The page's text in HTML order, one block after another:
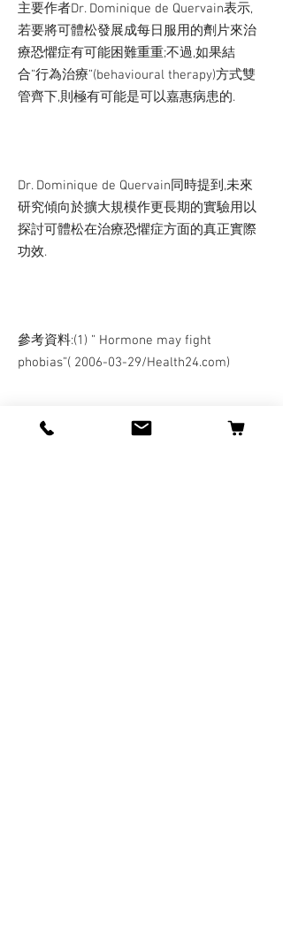
主要作者Dr. Dominique de Quervain表示,
若要將可體松發展成每日服用的劑片來治
療恐懼症有可能困難重重;不過,如果結
合”行為治療”(behavioural therapy)方式雙
管齊下,則極有可能是可以嘉惠病患的.
Dr. Dominique de Quervain同時提到,未來
研究傾向於擴大規模作更長期的實驗用以
探討可體松在治療恐懼症方面的真正實際
功效.
參考資料:(1) ” Hormone may fight
phobias”( 2006-03-29/Health24.com)